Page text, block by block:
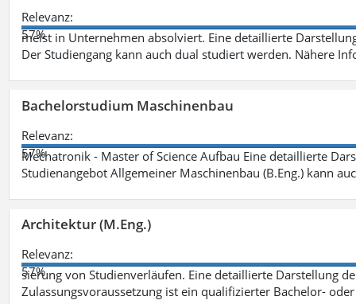
Relevanz:
57%
meist in Unternehmen absolviert. Eine detaillierte
Der Studiengang kann auch dual studiert werden. Nähere
Bachelorstudium Maschinenbau
Relevanz:
57%
Mechatronik - Master of Science Aufbau Eine detaillierte
Studienangebot Allgemeiner Maschinenbau (B.Eng.) kann
Architektur (M.Eng.)
Relevanz:
57%
sierung von Studienverläufen. Eine detaillierte Darstellung
Zulassungsvoraussetzung ist ein qualifizierter Bachelor-